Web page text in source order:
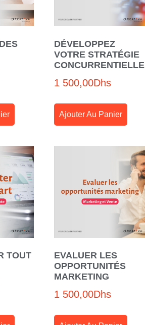
DÉVELOPPEZ
VOTRE STRATÉGIE
CONCURRENTIELLE
1 500,00Dhs
Ajouter Au Panier
TOUT
EVALUER LES
OPPORTUNITÉS
MARKETING
1 500,00Dhs